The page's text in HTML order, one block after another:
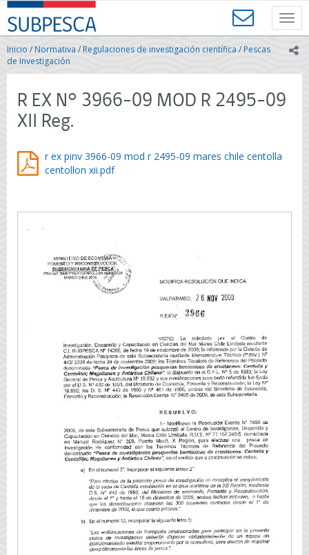
Contenido
principal
SUBPESCA
-
Subsecretaría
de
Pesca
Acuicultura
-
Gobierno
Chile
Inicio /Normativa / Regulaciones de investigación científica /Pescas
de Investigación
R EX N° 3966-09 MOD R 2495-09
XII Reg.
r ex pinv 3966-09 mod r 2495-09 mares chile centolla
centollon xii.pdf